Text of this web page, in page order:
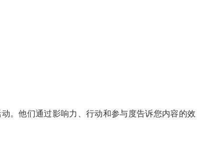
。他们通过影响力、行动和参与度告诉您内容的效